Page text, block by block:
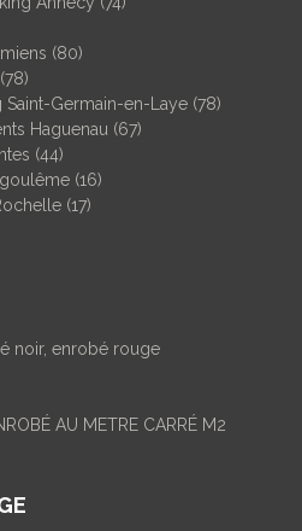
(80)
Germain-en-Laye (78)
Haguenau (67)
(44)
(16)
(17)
noir, enrobé rouge
AU METRE CARRÉ M2